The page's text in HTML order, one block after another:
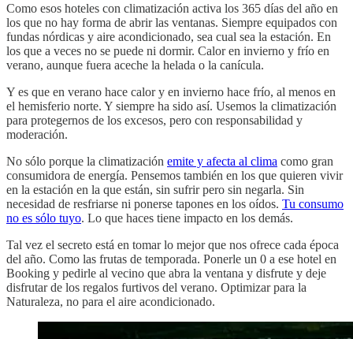
Como esos hoteles con climatización activa los 365 días del año en
los que no hay forma de abrir las ventanas. Siempre equipados con
fundas nórdicas y aire acondicionado, sea cual sea la estación. En
los que a veces no se puede ni dormir. Calor en invierno y frío en
verano, aunque fuera aceche la helada o la canícula.
Y es que en verano hace calor y en invierno hace frío, al menos en
el hemisferio norte. Y siempre ha sido así. Usemos la climatización
para protegernos de los excesos, pero con responsabilidad y
moderación.
No sólo porque la climatización emite y afecta al clima como gran
consumidora de energía. Pensemos también en los que quieren vivir
en la estación en la que están, sin sufrir pero sin negarla. Sin
necesidad de resfriarse ni ponerse tapones en los oídos. Tu consumo
no es sólo tuyo. Lo que haces tiene impacto en los demás.
Tal vez el secreto está en tomar lo mejor que nos ofrece cada época
del año. Como las frutas de temporada. Ponerle un 0 a ese hotel en
Booking y pedirle al vecino que abra la ventana y disfrute y deje
disfrutar de los regalos furtivos del verano. Optimizar para la
Naturaleza, no para el aire acondicionado.